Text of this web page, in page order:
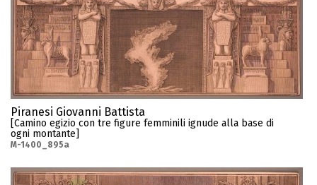
Piranesi Giovanni Battista
[Camino egizio con tre figure femminili ignude alla base di
ogni montante]
M-1400_895a